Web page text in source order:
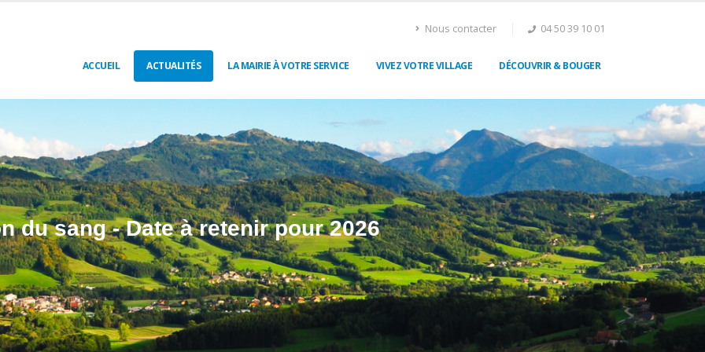
Nous contacter 04 50 39 10 01
ACCUEIL ACTUALITÉS LA MAIRIE À VOTRE SERVICE VIVEZ VOTRE VILLAGE DÉCOUVRIR & BOUGER
du sang - Date à retenir pour 2026